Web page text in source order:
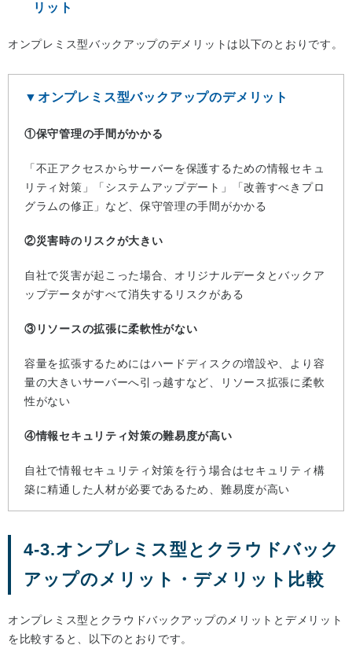
リット
オンプレミス型バックアップのデメリットは以下のとおりです。
▼オンプレミス型バックアップのデメリット
①保守管理の手間がかかる
「不正アクセスからサーバーを保護するための情報セキュ
リティ対策」「システムアップデート」「改善すべきプロ
グラムの修正」など、保守管理の手間がかかる
②災害時のリスクが大きい
自社で災害が起こった場合、オリジナルデータとバックア
ップデータがすべて消失するリスクがある
③リソースの拡張に柔軟性がない
容量を拡張するためにはハードディスクの増設や、より容
量の大きいサーバーへ引っ越すなど、リソース拡張に柔軟
性がない
④情報セキュリティ対策の難易度が高い
自社で情報セキュリティ対策を行う場合はセキュリティ構
築に精通した人材が必要であるため、難易度が高い
4-3.オンプレミス型とクラウドバック
アップのメリット・デメリット比較
オンプレミス型とクラウドバックアップのメリットとデメリット
を比較すると、以下のとおりです。